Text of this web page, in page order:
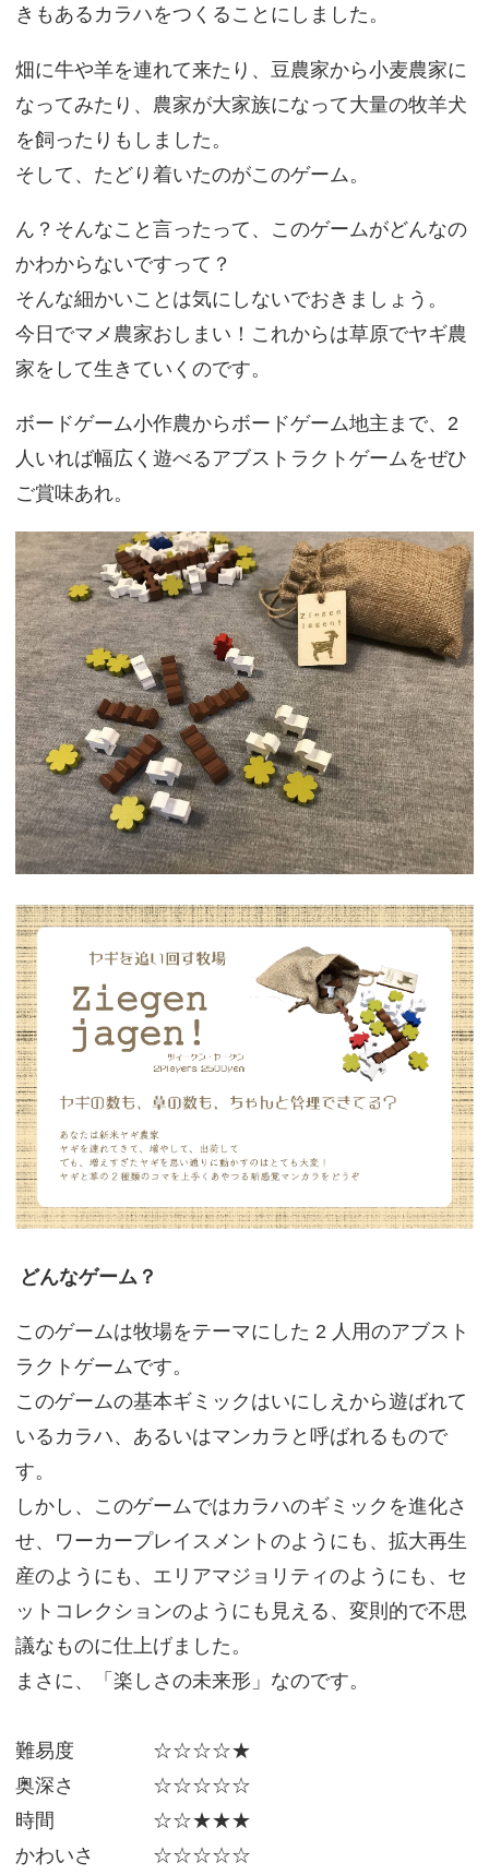
きもあるカラハをつくることにしました。
畑に牛や羊を連れて来たり、豆農家から小麦農家に
なってみたり、農家が大家族になって大量の牧羊犬
を飼ったりもしました。
そして、たどり着いたのがこのゲーム。
ん？そんなこと言ったって、このゲームがどんなの
かわからないですって？
そんな細かいことは気にしないでおきましょう。
今日でマメ農家おしまい！これからは草原でヤギ農
家をして生きていくのです。
ボードゲーム小作農からボードゲーム地主まで、2
人いれば幅広く遊べるアブストラクトゲームをぜひ
ご賞味あれ。
どんなゲーム？
このゲームは牧場をテーマにした 2 人用のアブスト
ラクトゲームです。
このゲームの基本ギミックはいにしえから遊ばれて
いるカラハ、あるいはマンカラと呼ばれるもので
す。
しかし、このゲームではカラハのギミックを進化さ
せ、ワーカープレイスメントのようにも、拡大再生
産のようにも、エリアマジョリティのようにも、セ
ットコレクションのようにも見える、変則的で不思
議なものに仕上げました。
まさに、「楽しさの未来形」なのです。
難易度 ☆☆☆☆★
奥深さ ☆☆☆☆☆
時間 ☆☆★★★
かわいさ ☆☆☆☆☆